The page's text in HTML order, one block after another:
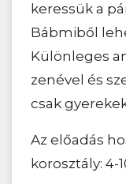
keressük a
Bábmiből
Különleges
zenével és
csak
Az előadás
korosztály: 4-